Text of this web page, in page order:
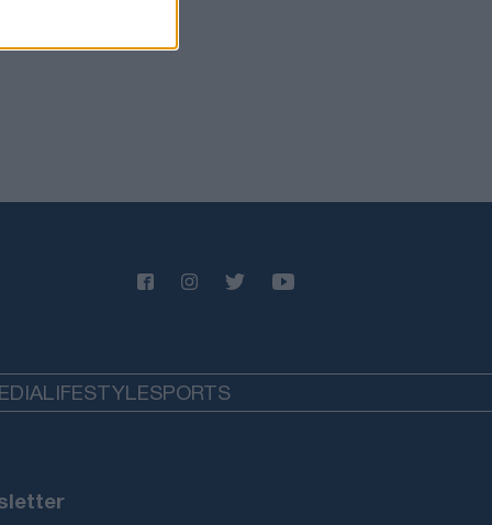
η Ουάσινγκτον χάνει έδαφος
«Με τη ρητορική του
08/08/26 - 22:18
της ΕΛ.ΑΣ. σε βενζινάδικο
LIFESTYLESPORTS